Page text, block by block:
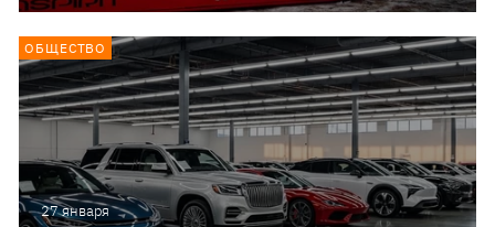
27 января
ОБЩЕСТВО